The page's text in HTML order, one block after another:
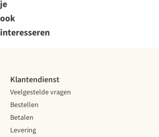
je
ook
interesseren
Klantendienst
Veelgestelde vragen
Bestellen
Betalen
Levering